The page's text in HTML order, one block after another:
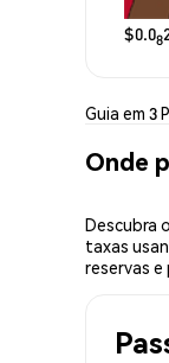
$0.08
Guia em 3
Onde
Descubra
taxas
reservas e